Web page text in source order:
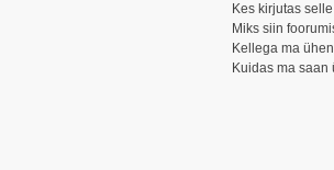
Kes kirjutas
Miks siin
Kellega ma
Kuidas ma